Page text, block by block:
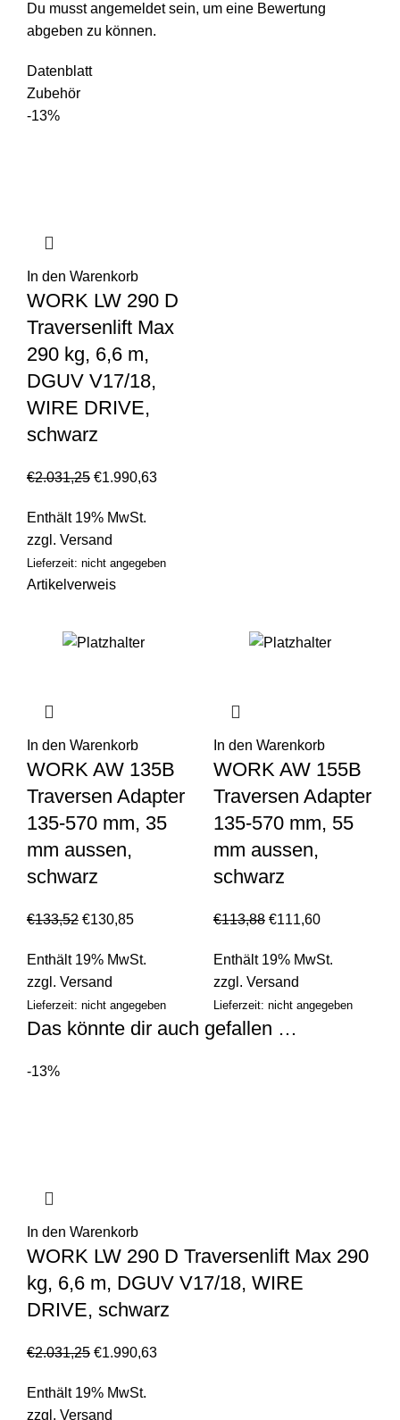
Du musstangemeldetsein, um eine Bewertung
abgeben zu können.
Datenblatt
Zubehör
-13%
In den Warenkorb
WORK LW 290 D
Traversenlift Max
290 kg, 6,6 m,
DGUV V17/18,
WIRE DRIVE,
schwarz
€2.031,25 €1.990,63
Enthält 19% MwSt.
zzgl. Versand
Lieferzeit: nicht angegeben
Artikelverweis
In den Warenkorb
WORK AW 135B
Traversen Adapter
135-570 mm, 35
mm aussen,
schwarz
€133,52 €130,85
Enthält 19% MwSt.
zzgl. Versand
Lieferzeit: nicht angegeben
In den Warenkorb
WORK AW 155B
Traversen Adapter
135-570 mm, 55
mm aussen,
schwarz
€113,88 €111,60
Enthält 19% MwSt.
zzgl. Versand
Lieferzeit: nicht angegeben
Das könnte dir auch gefallen …
-13%
In den Warenkorb
WORK LW 290 D Traversenlift Max 290
kg, 6,6 m, DGUV V17/18, WIRE
DRIVE, schwarz
€2.031,25 €1.990,63
Enthält 19% MwSt.
zzgl. Versand